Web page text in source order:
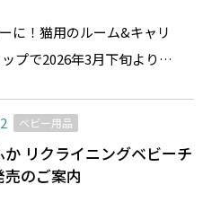
に！猫用のルーム&キャリ
プで2026年3月下旬より…
ベビー用品
か リクライニングベビーチ
売のご案内